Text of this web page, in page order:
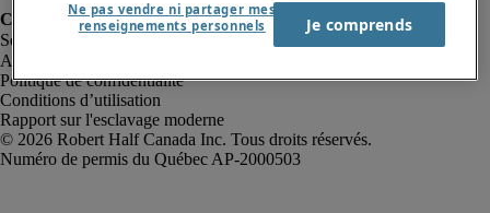
Alerte à la fraude
Politique de confidentialité
Conditions d’utilisation
Rapport sur l'esclavage moderne
Robert Half Canada Inc. Tous droits réservés.
Ne pas vendre ni partager mes
renseignements personnels
Je comprends